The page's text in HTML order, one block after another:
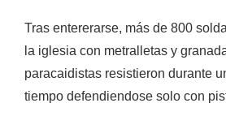
Tras entererarse, más de 800
la iglesia con metralletas y
paracaidistas resistieron durante
tiempo defendiendose solo con